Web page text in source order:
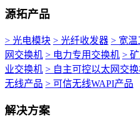
源拓产品
> 光电模块 > 光纤收发器 > 宽
网交换机 > 电力专用交换机 >
业交换机 > 自主可控以太网交
无线产品 > 可信无线WAPI产品
解决方案